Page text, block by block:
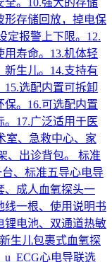
形存储回放，掉电保
定报警上下限。12.
寿命。13.机体轻
生儿。14.支持有
选配内置可拆卸
。16.可选配内置
17.广泛适用于医
室、急救中心、家
、出诊背包。 标准
、标准五导心电导
、成人血氧探头一
线一根、使用说明书
锂电池、双通道热敏
生儿包裹式血氧探
u ECG心电导联选